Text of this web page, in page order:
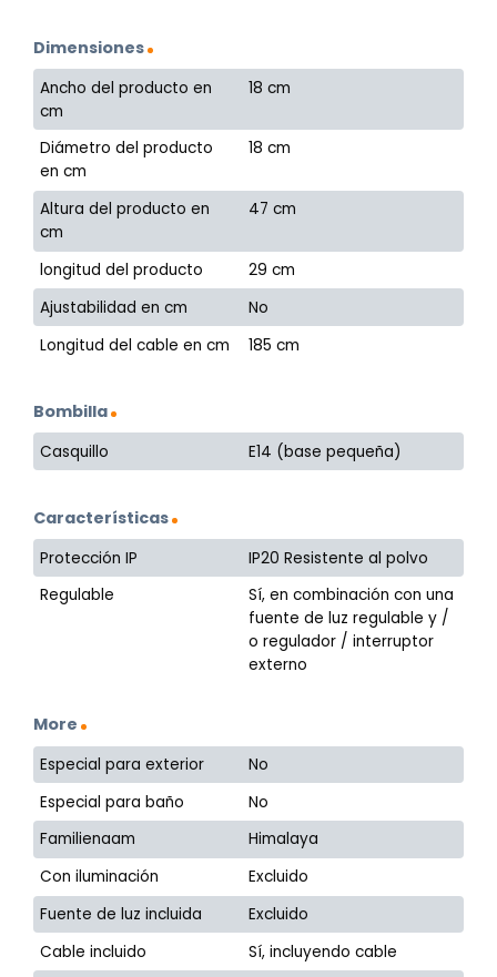
Dimensiones
Ancho del producto en
cm
18 cm
Diámetro del producto
en cm
18 cm
Altura del producto en
cm
47 cm
longitud del producto
29 cm
Ajustabilidad en cm
No
Longitud del cable en cm
185 cm
Bombilla
Casquillo E14 (base pequeña)
Características
Protección IP
IP20 Resistente al polvo
Regulable
Sí, en combinación con una
fuente de luz regulable y /
o regulador / interruptor
externo
More
Especial para exterior
No
Especial para baño
No
Familienaam
Himalaya
Con iluminación
Excluido
Fuente de luz incluida
Excluido
Cable incluido
Sí, incluyendo cable